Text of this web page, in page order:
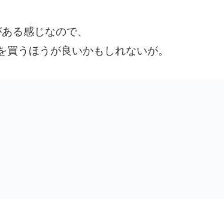
る感じなので、
うほうが良いかもしれないが。